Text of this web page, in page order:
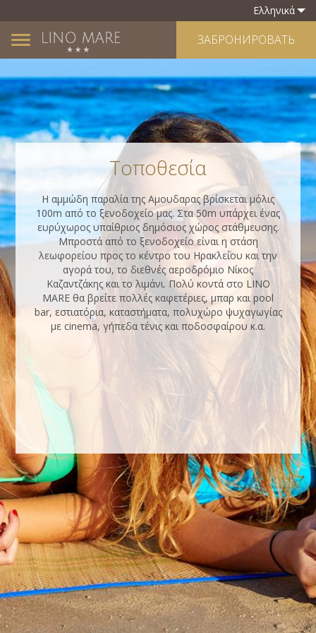
Ελληνικά
Toggle
navigation
ЗАБРОНИРОВАТЬ
Τοποθεσία
Η αμμώδη παραλία της Αμουδαρας βρίσκεται μόλις
100m από το ξενοδοχείο μας. Στα 50m υπάρχει ένας
ευρύχωρος υπαίθριος δημόσιος χώρος στάθμευσης.
Μπροστά από το ξενοδοχείο είναι η στάση
λεωφορείου προς το κέντρο του Ηρακλείου και την
αγορά του, το διεθνές αεροδρόμιο Νίκος
Καζαντζάκης και το λιμάνι. Πολύ κοντά στο LINO
MARE θα βρείτε πολλές καφετέριες, μπαρ και pool
bar, εστιατόρια, καταστήματα, πολυχώρο ψυχαγωγίας
με cinema, γήπεδα τένις και ποδοσφαίρου κ.α.